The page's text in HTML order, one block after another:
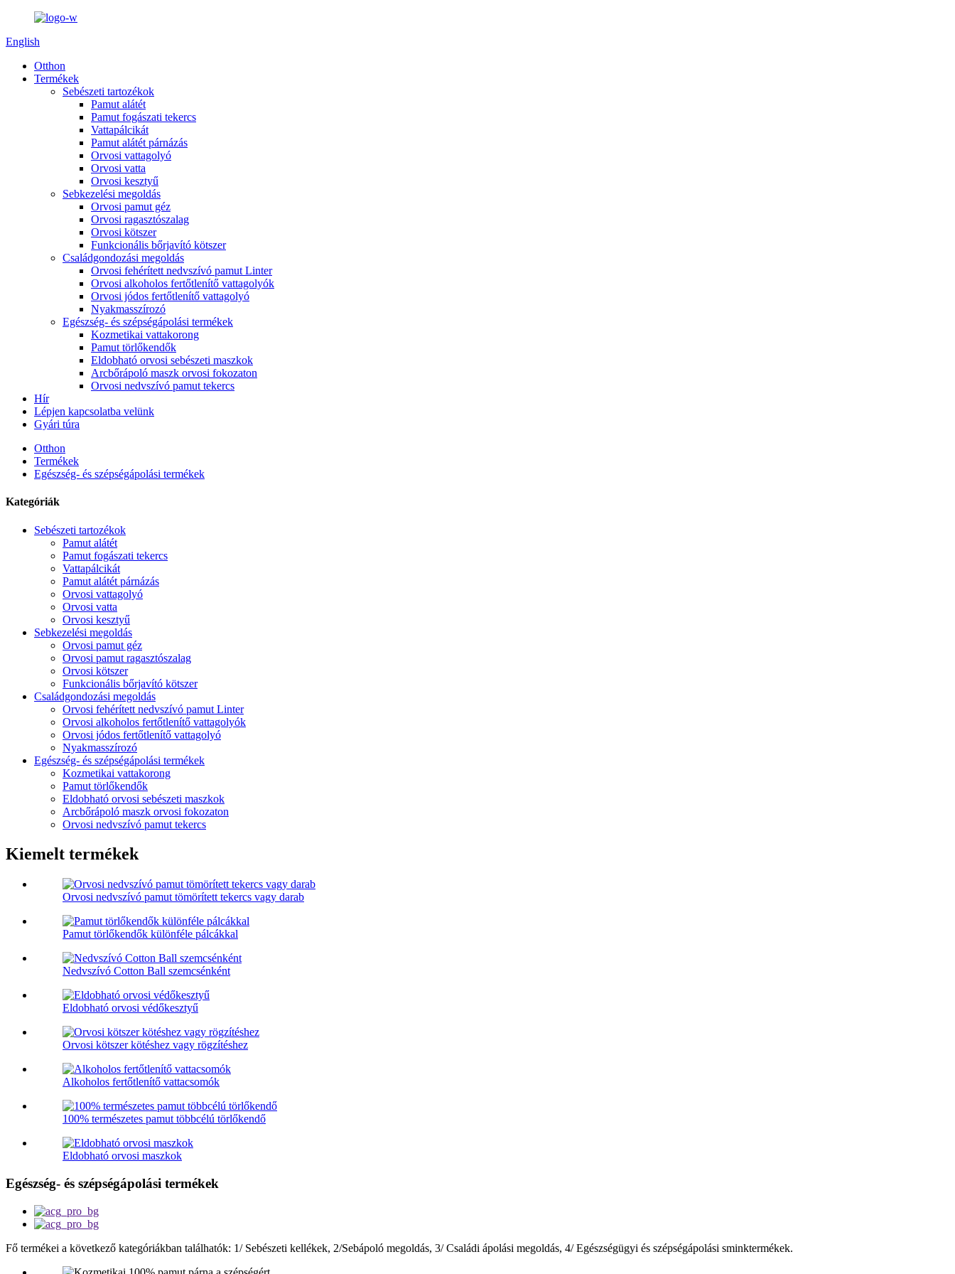
English
Otthon
Termékek
Sebészeti tartozékok
Pamut alátét
Pamut fogászati ​​tekercs
Vattapálcikát
Pamut alátét párnázás
Orvosi vattagolyó
Orvosi vatta
Orvosi kesztyű
Sebkezelési megoldás
Orvosi pamut géz
Orvosi ragasztószalag
Orvosi kötszer
Funkcionális bőrjavító kötszer
Családgondozási megoldás
Orvosi fehérített nedvszívó pamut Linter
Orvosi alkoholos fertőtlenítő vattagolyók
Orvosi jódos fertőtlenítő vattagolyó
Nyakmasszírozó
Egészség- és szépségápolási termékek
Kozmetikai vattakorong
Pamut törlőkendők
Eldobható orvosi sebészeti maszkok
Arcbőrápoló maszk orvosi fokozaton
Orvosi nedvszívó pamut tekercs
Hír
Lépjen kapcsolatba velünk
Gyári túra
Otthon
Termékek
Egészség- és szépségápolási termékek
Kategóriák
Sebészeti tartozékok
Pamut alátét
Pamut fogászati ​​tekercs
Vattapálcikát
Pamut alátét párnázás
Orvosi vattagolyó
Orvosi vatta
Orvosi kesztyű
Sebkezelési megoldás
Orvosi pamut géz
Orvosi pamut ragasztószalag
Orvosi kötszer
Funkcionális bőrjavító kötszer
Családgondozási megoldás
Orvosi fehérített nedvszívó pamut Linter
Orvosi alkoholos fertőtlenítő vattagolyók
Orvosi jódos fertőtlenítő vattagolyó
Nyakmasszírozó
Egészség- és szépségápolási termékek
Kozmetikai vattakorong
Pamut törlőkendők
Eldobható orvosi sebészeti maszkok
Arcbőrápoló maszk orvosi fokozaton
Orvosi nedvszívó pamut tekercs
Kiemelt termékek
Orvosi nedvszívó pamut tömörített tekercs vagy darab
Pamut törlőkendők különféle pálcákkal
Nedvszívó Cotton Ball szemcsénként
Eldobható orvosi védőkesztyű
Orvosi kötszer kötéshez vagy rögzítéshez
Alkoholos fertőtlenítő vattacsomók
100% természetes pamut többcélú törlőkendő
Eldobható orvosi maszkok
Egészség- és szépségápolási termékek
Fő termékei a következő kategóriákban találhatók: 1/ Sebészeti kellékek, 2/Sebápoló megoldás, 3/ Családi ápolási megoldás, 4/ Egészségügyi és szépségápolási sminktermékek.